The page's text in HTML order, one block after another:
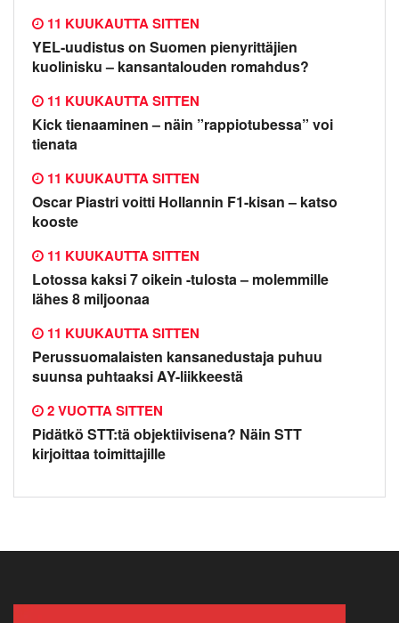
YEL-uudistus on Suomen pienyrittäjien
kuolinisku – kansantalouden romahdus?
11 KUUKAUTTA SITTEN
Kick tienaaminen – näin ”rappiotubessa” voi
tienata
11 KUUKAUTTA SITTEN
Oscar Piastri voitti Hollannin F1-kisan – katso
kooste
11 KUUKAUTTA SITTEN
Lotossa kaksi 7 oikein -tulosta – molemmille
lähes 8 miljoonaa
11 KUUKAUTTA SITTEN
Perussuomalaisten kansanedustaja puhuu
suunsa puhtaaksi AY-liikkeestä
11 KUUKAUTTA SITTEN
Pidätkö STT:tä objektiivisena? Näin STT
kirjoittaa toimittajille
2 VUOTTA SITTEN